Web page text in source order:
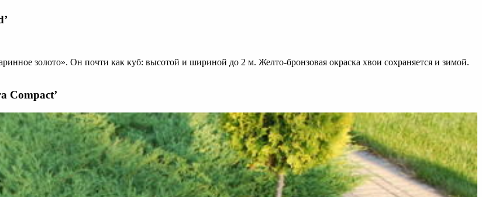
золото». Он почти как куб: высотой и шириной до 2 м. Желто-бронзовая окраска хвои сохраняется и зимой.
Compact’